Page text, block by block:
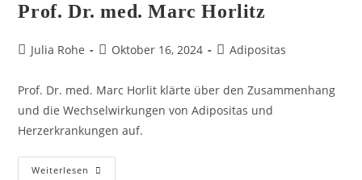
Prof. Dr. med. Marc Horlitz
Julia Rohe Oktober 16, 2024 Adipositas
Prof. Dr. med. Marc Horlit klärte über den Zusammenhang
und die Wechselwirkungen von Adipositas und
Herzerkrankungen auf.
Weiterlesen